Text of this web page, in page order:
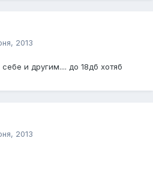
2013
и другим.... до 18дб хотяб
2013